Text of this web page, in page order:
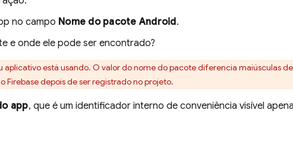
no campo Nome do pacote Android.
e onde ele pode ser encontrado?
aplicativo está usando. O valor do nome do pacote diferencia maiúsculas
Firebase depois de ser registrado no projeto.
app, que é um identificador interno de conveniência visível